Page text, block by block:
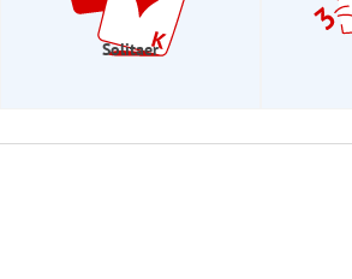
Solitaer